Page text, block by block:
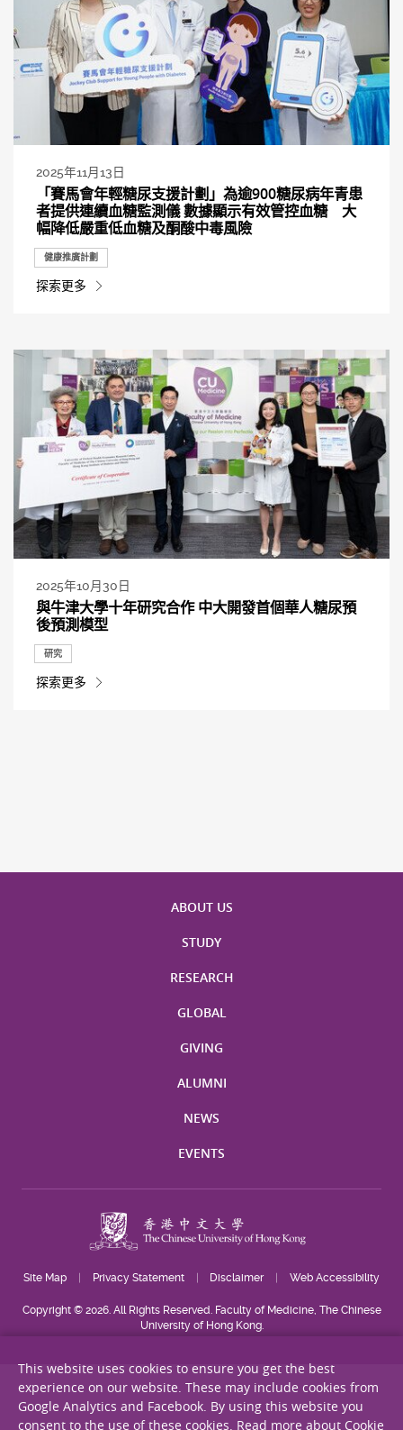
2025年11月13日
「賽馬會年輕糖尿支援計劃」為逾900糖尿病年青患
者提供連續血糖監測儀 數據顯示有效管控血糖 大
幅降低嚴重低血糖及酮酸中毒風險
健康推廣計劃
探索更多
2025年10月30日
與牛津大學十年研究合作 中大開發首個華人糖尿預
後預測模型
研究
探索更多
ABOUT US
STUDY
RESEARCH
GLOBAL
GIVING
ALUMNI
NEWS
EVENTS
Site Map Privacy Statement Disclaimer Web Accessibility
Copyright © 2026. All Rights Reserved. Faculty of Medicine, The Chinese
University of Hong Kong.
This website uses cookies to ensure you get the best
experience on our website. These may include cookies from
Google Analytics and Facebook. By using this website you
consent to the use of these cookies. Read more about Cookie